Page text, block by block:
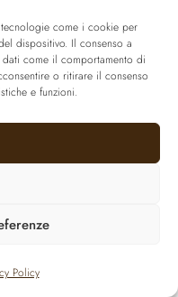
come i cookie per
dispositivo. Il consenso a
come il comportamento di
o ritirare il consenso
e funzioni.
Policy